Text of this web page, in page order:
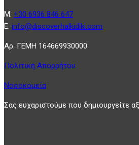
Μ. +30 6936 846 647
Ε. info@discoverhalkidiki.com
Αρ. ΓΕΜΗ 164669930000
Πολιτική Απορρήτου
Νοσοκομεία
Σας ευχαριστούμε που δημιουργείτε